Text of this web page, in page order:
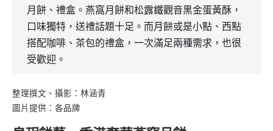
月餅、禮盒。燕窩月餅和松露鐵觀音黑金蛋黃酥，
口味獨特，送禮話題十足。而月餅或是小點、西點
搭配咖啡、茶包的禮盒，一次滿足兩種需求，也很
受歡迎。
整理撰文、攝影：林涵青
圖片提供：各品牌